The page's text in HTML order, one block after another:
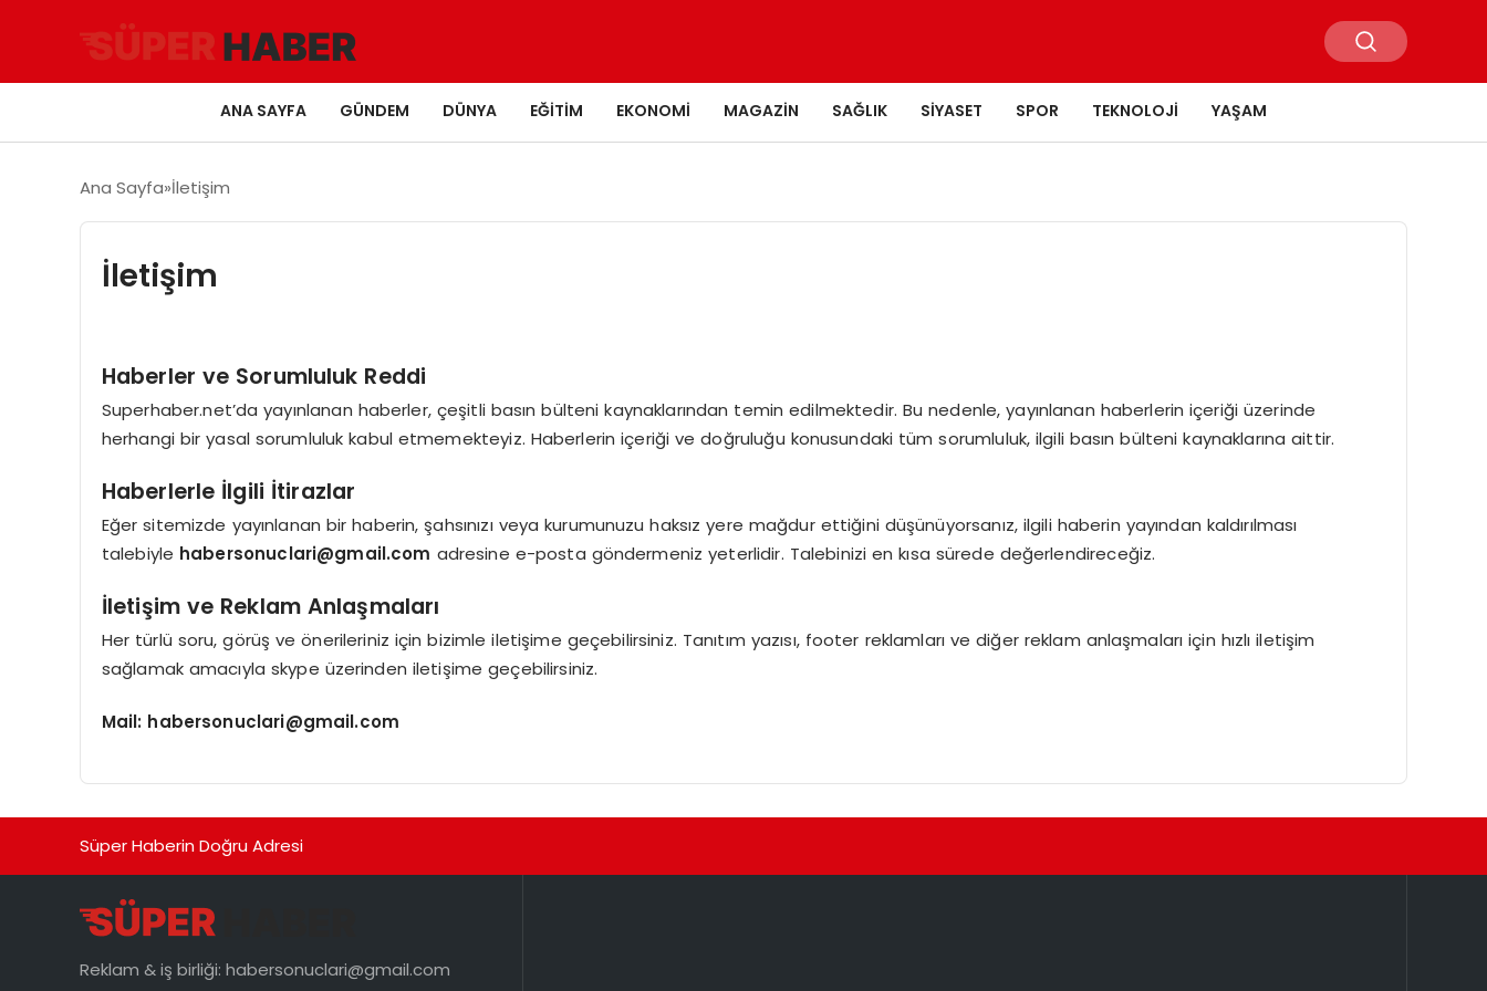
ANA SAYFA GÜNDEM DÜNYA EĞITIM EKONOMI MAGAZIN SAĞLIK SIYASET SPOR TEKNOLOJI YAŞAM
Ana Sayfa İletişim
İletişim
Haberler ve Sorumluluk Reddi
Superhaber.net’da yayınlanan haberler, çeşitli basın bülteni kaynaklarından temin edilmektedir. Bu nedenle, yayınlanan haberlerin içeriği üzerinde
herhangi bir yasal sorumluluk kabul etmemekteyiz. Haberlerin içeriği ve doğruluğu konusundaki tüm sorumluluk, ilgili basın bülteni kaynaklarına aittir.
Haberlerle İlgili İtirazlar
Eğer sitemizde yayınlanan bir haberin, şahsınızı veya kurumunuzu haksız yere mağdur ettiğini düşünüyorsanız, ilgili haberin yayından kaldırılması
talebiyle habersonuclari@gmail.com adresine e-posta göndermeniz yeterlidir. Talebinizi en kısa sürede değerlendireceğiz.
İletişim ve Reklam Anlaşmaları
Her türlü soru, görüş ve önerileriniz için bizimle iletişime geçebilirsiniz. Tanıtım yazısı, footer reklamları ve diğer reklam anlaşmaları için hızlı iletişim
sağlamak amacıyla skype üzerinden iletişime geçebilirsiniz.
Mail: habersonuclari@gmail.com
Süper Haberin Doğru Adresi
Reklam & iş birliği: habersonuclari@gmail.com